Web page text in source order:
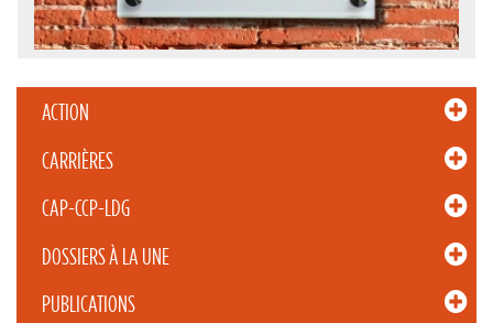
ACTION
CARRIÈRES
CAP-CCP-LDG
DOSSIERS À LA UNE
PUBLICATIONS